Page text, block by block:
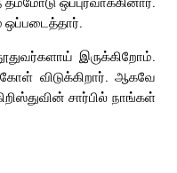
ஒப்படைத்தார்.
இருக்கிறோம்.
விடுக்கிறார். ஆகவே
சார்பில் நாங்கள்